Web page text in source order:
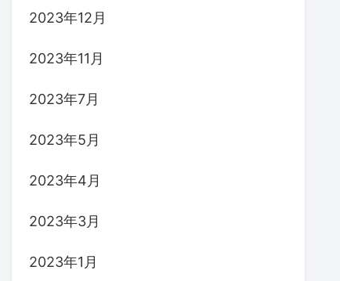
2023年12月
2023年11月
2023年7月
2023年5月
2023年4月
2023年3月
2023年1月